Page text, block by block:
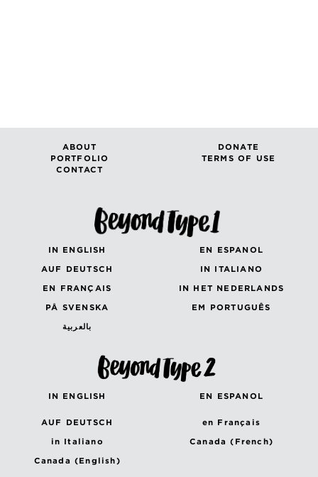
ABOUT
DONATE
PORTFOLIO
TERMS OF USE
CONTACT
IN ENGLISH
EN ESPANOL
AUF DEUTSCH
IN ITALIANO
EN FRANÇAIS
IN HET NEDERLANDS
PÅ SVENSKA
EM PORTUGUÊS
بالعربية
IN ENGLISH EN ESPANOL
AUF DEUTSCH
en Français
in Italiano
Canada (French)
Canada (English)